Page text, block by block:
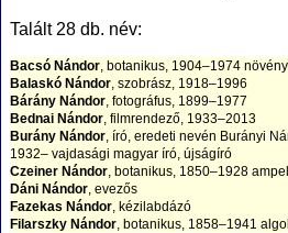
Talált 28 db. név:
Bacsó Nándor , botanikus, 1904–1974
Balaskó Nándor , szobrász, 1918–1996
Bárány Nándor , fotográfus, 1899–1977
Bednai Nándor , filmrendező, 1933–2013
Burány Nándor , író, eredeti nevén Burányi
1932– vajdasági magyar író, újságíró
Czeiner Nándor , botanikus, 1850–1928
Dáni Nándor , evezős
Fazekas Nándor , kézilabdázó
Filarszky Nándor , botanikus, 1858–1941